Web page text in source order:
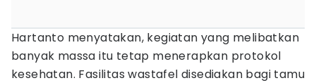
Hartanto menyatakan, kegiatan yang melibatkan
banyak massa itu tetap menerapkan protokol
kesehatan. Fasilitas wastafel disediakan bagi tamu